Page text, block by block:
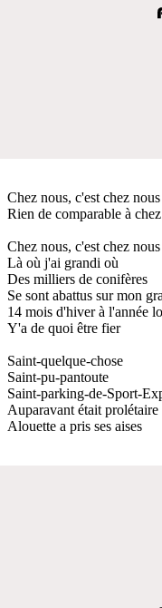
Chez nous, c'est chez nous
Rien de comparable à
Chez nous, c'est chez nous
Là où j'ai grandi où
Des milliers de conifères
Se sont abattus sur mon
14 mois d'hiver à l'année
Y'a de quoi être fier
Saint-quelque-chose
Saint-pu-pantoute
Saint-parking-de-Sport-
Auparavant était prolétaire
Alouette a pris ses aises